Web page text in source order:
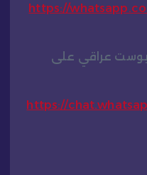
https://
عراقي على
https://